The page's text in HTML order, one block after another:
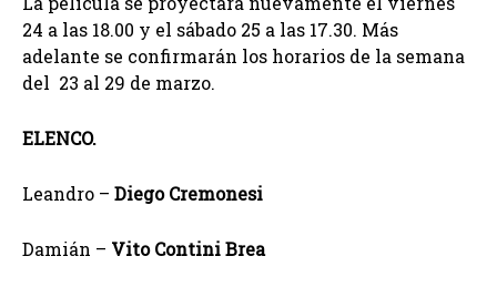
24 a las 18.00 y el sábado 25 a las 17.30. Más
adelante se confirmarán los horarios de la semana
del 23 al 29 de marzo.
ELENCO.
Leandro – Diego Cremonesi
Damián – Vito Contini Brea